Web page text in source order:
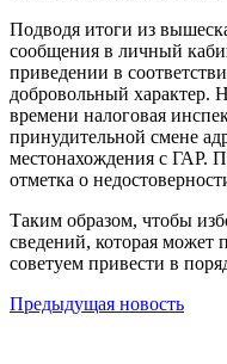
Подводя итоги из
сообщения в личный
приведении в
добровольный характер.
времени налоговая
принудительной смене
местонахождения с ГАР.
отметка о
Таким образом, чтобы
сведений, которая может
советуем привести в
Предыдущая новость